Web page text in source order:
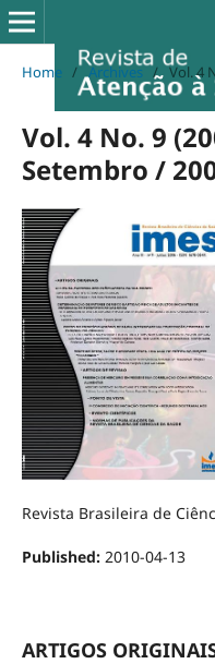
Home / Archives / Vol. 4
Vol. 4 No. 9
Setembro /
Revista Brasileira de
Published: 2010-04-13
ARTIGOS